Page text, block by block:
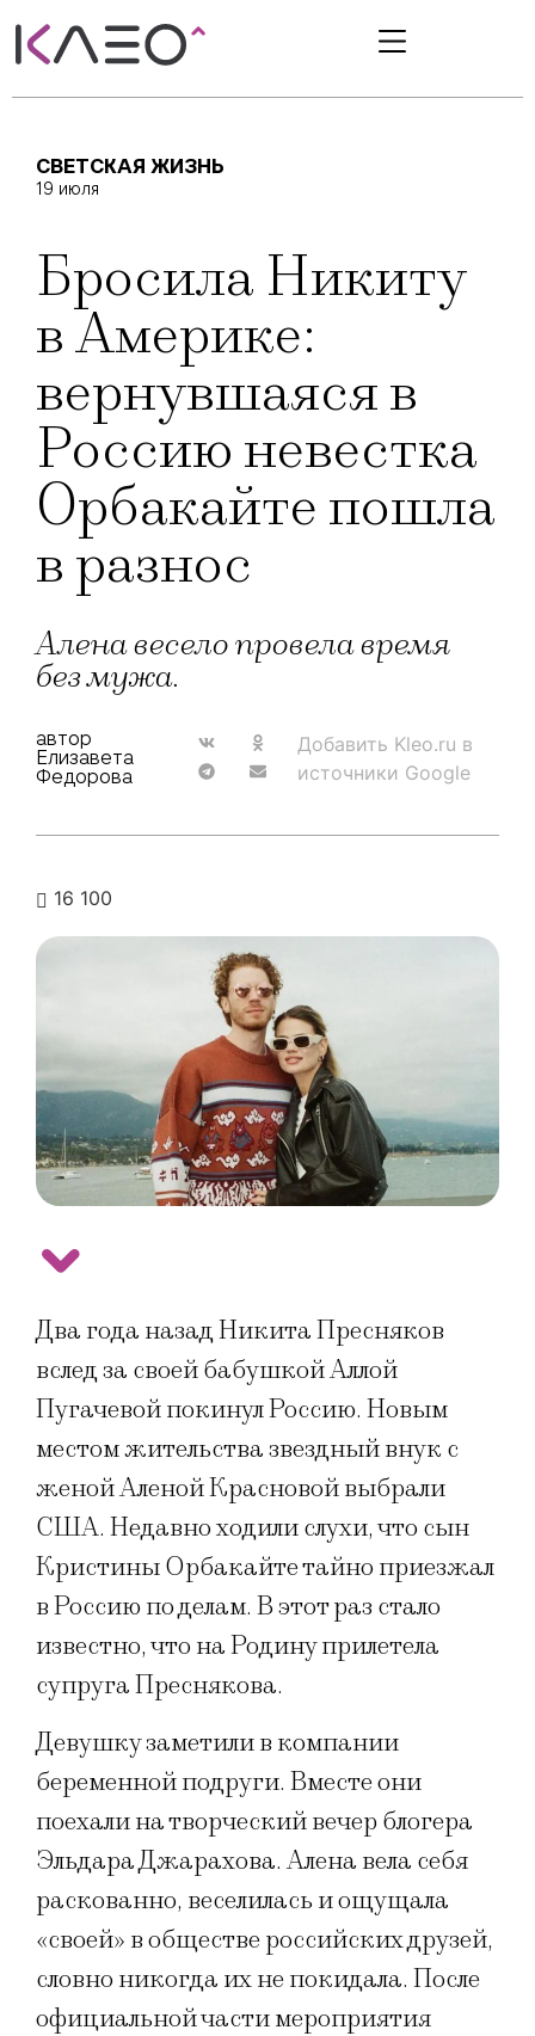
СВЕТСКАЯ ЖИЗНЬ
19 июля
Бросила Никиту
в Америке:
вернувшаяся в
Россию невестка
Орбакайте пошла
в разнос
Алена весело провела время
без мужа.
автор
Елизавета
Федорова
Добавить Kleo.ru в
источники Google
16 100
Два года назад Никита Пресняков
вслед за своей бабушкой Аллой
Пугачевой покинул Россию. Новым
местом жительства звездный внук с
женой Аленой Красновой выбрали
США. Недавно ходили слухи, что сын
Кристины Орбакайте тайно приезжал
в Россию по делам. В этот раз стало
известно, что на Родину прилетела
супруга Преснякова.
Девушку заметили в компании
беременной подруги. Вместе они
поехали на творческий вечер блогера
Эльдара Джарахова. Алена вела себя
раскованно, веселилась и ощущала
«своей» в обществе российских друзей,
словно никогда их не покидала. После
официальной части мероприятия